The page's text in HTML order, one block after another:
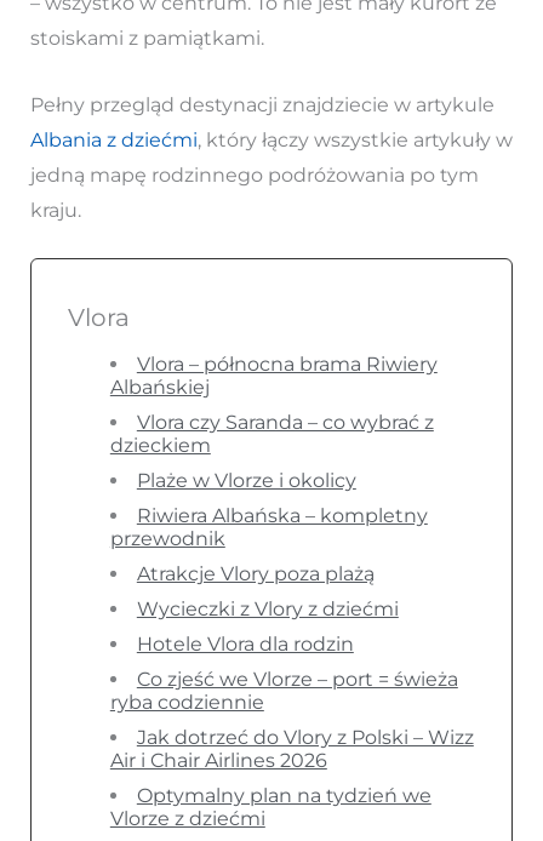
stoiskami z pamiątkami.
Pełny przegląd destynacji znajdziecie w artykule
Albania z dziećmi, który łączy wszystkie artykuły w
jedną mapę rodzinnego podróżowania po tym
kraju.
Vlora
Vlora – północna brama Riwiery
Albańskiej
Vlora czy Saranda – co wybrać z
dzieckiem
Plaże w Vlorze i okolicy
Riwiera Albańska – kompletny
przewodnik
Atrakcje Vlory poza plażą
Wycieczki z Vlory z dziećmi
Hotele Vlora dla rodzin
Co zjeść we Vlorze – port = świeża
ryba codziennie
Jak dotrzeć do Vlory z Polski – Wizz
Air i Chair Airlines 2026
Optymalny plan na tydzień we
Vlorze z dziećmi